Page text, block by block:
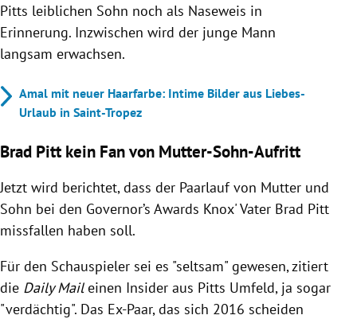
Pitts leiblichen Sohn noch als Naseweis in
Erinnerung. Inzwischen wird der junge Mann
langsam erwachsen.
Amal mit neuer Haarfarbe: Intime Bilder aus Liebes-
Urlaub in Saint-Tropez
Brad Pitt kein Fan von Mutter-Sohn-Aufritt
Jetzt wird berichtet, dass der Paarlauf von Mutter und
Sohn bei den Governor’s Awards Knox' Vater Brad Pitt
missfallen haben soll.
Für den Schauspieler sei es "seltsam" gewesen, zitiert
die Daily Maileinen Insider aus Pitts Umfeld, ja sogar
"verdächtig". Das Ex-Paar, das sich 2016 scheiden